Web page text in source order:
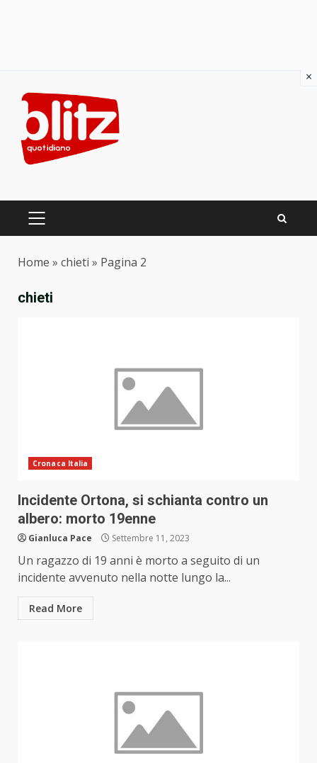
content
PRIMARY
Home » chieti » Pagina 2
chieti
Cronaca Italia
Incidente Ortona, si schianta contro un
albero: morto 19enne
Gianluca Pace Settembre 11, 2023
Un ragazzo di 19 anni è morto a seguito di un
incidente avvenuto nella notte lungo la...
Read More
×